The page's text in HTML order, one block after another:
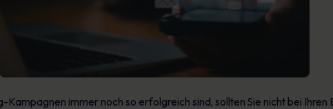
Kampagnen immer noch so erfolgreich sind, sollten Sie nicht bei